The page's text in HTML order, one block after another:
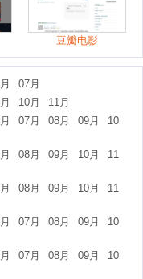
豆瓣电影
07月
10月
11月
07月 08月 09月
10
08月 09月 10月
11
08月 09月 10月
11
07月 08月 09月
10
07月 08月 09月
10